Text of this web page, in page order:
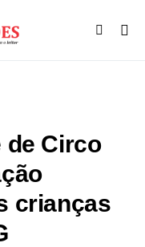
de Circo
crianças